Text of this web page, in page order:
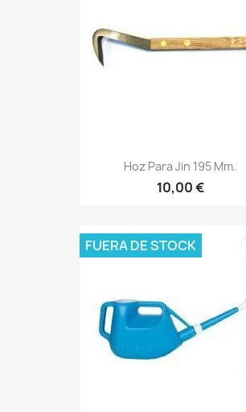
Hoz Para Jin 195 Mm.
10,00 €
FUERA DE STOCK